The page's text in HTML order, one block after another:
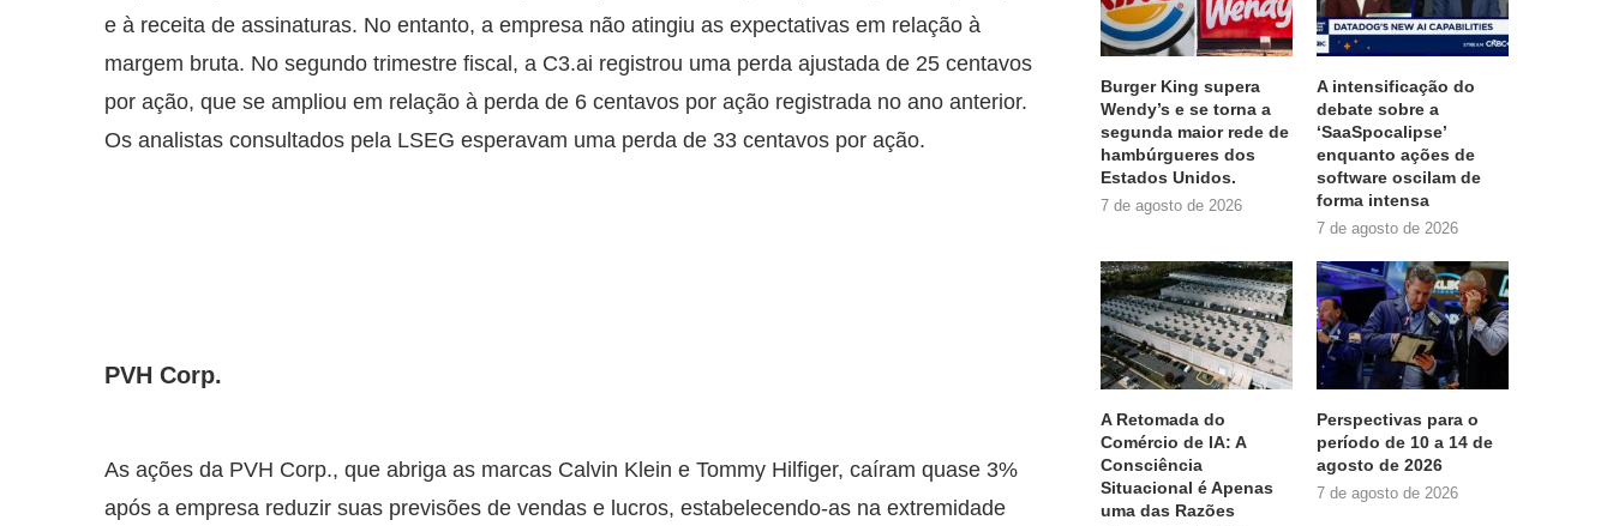
e à receita de assinaturas. No entanto, a empresa não atingiu as expectativas em relação à
margem bruta. No segundo trimestre fiscal, a C3.ai registrou uma perda ajustada de 25 centavos
por ação, que se ampliou em relação à perda de 6 centavos por ação registrada no ano anterior.
Os analistas consultados pela LSEG esperavam uma perda de 33 centavos por ação.
PVH Corp.
As ações da PVH Corp., que abriga as marcas Calvin Klein e Tommy Hilfiger, caíram quase 3%
após a empresa reduzir suas previsões de vendas e lucros, estabelecendo-as na extremidade
Burger King supera
Wendy’s e se torna a
segunda maior rede de
hambúrgueres dos
Estados Unidos.
7 de agosto de 2026
A intensificação do
debate sobre a
‘SaaSpocalipse’
enquanto ações de
software oscilam de
forma intensa
7 de agosto de 2026
A Retomada do
Comércio de IA: A
Consciência
Situacional é Apenas
uma das Razões
Perspectivas para o
período de 10 a 14 de
agosto de 2026
7 de agosto de 2026